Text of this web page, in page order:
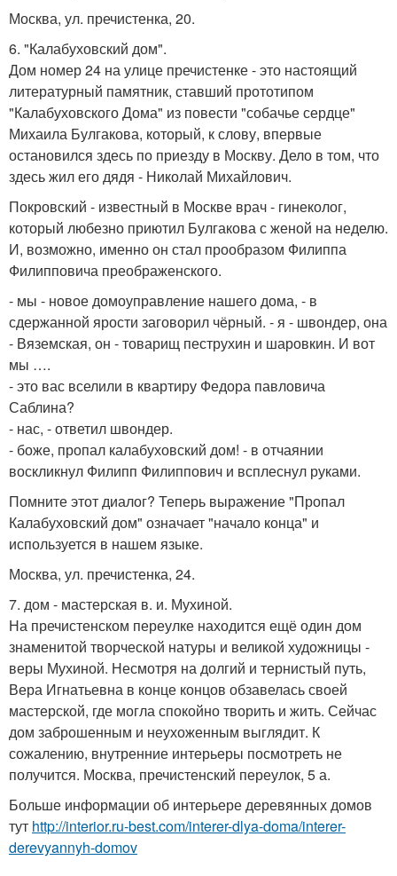
Москва, ул. пречистенка, 20.
6. "Калабуховский дом".
Дом номер 24 на улице пречистенке - это настоящий
литературный памятник, ставший прототипом
"Калабуховского Дома" из повести "собачье сердце"
Михаила Булгакова, который, к слову, впервые
остановился здесь по приезду в Москву. Дело в том, что
здесь жил его дядя - Николай Михайлович.
Покровский - известный в Москве врач - гинеколог,
который любезно приютил Булгакова с женой на неделю.
И, возможно, именно он стал прообразом Филиппа
Филипповича преображенского.
- мы - новое домоуправление нашего дома, - в
сдержанной ярости заговорил чёрный. - я - швондер, она
- Вяземская, он - товарищ пеструхин и шаровкин. И вот
мы ….
- это вас вселили в квартиру Федора павловича
Саблина?
- нас, - ответил швондер.
- боже, пропал калабуховский дом! - в отчаянии
воскликнул Филипп Филиппович и всплеснул руками.
Помните этот диалог? Теперь выражение "Пропал
Калабуховский дом" означает "начало конца" и
используется в нашем языке.
Москва, ул. пречистенка, 24.
7. дом - мастерская в. и. Мухиной.
На пречистенском переулке находится ещё один дом
знаменитой творческой натуры и великой художницы -
веры Мухиной. Несмотря на долгий и тернистый путь,
Вера Игнатьевна в конце концов обзавелась своей
мастерской, где могла спокойно творить и жить. Сейчас
дом заброшенным и неухоженным выглядит. К
сожалению, внутренние интерьеры посмотреть не
получится. Москва, пречистенский переулок, 5 а.
Больше информации об интерьере деревянных домов
тут http://interior.ru-best.com/interer-dlya-doma/interer-
derevyannyh-domov